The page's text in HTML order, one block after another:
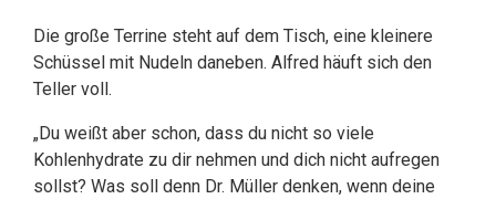
Die große Terrine steht auf dem Tisch, eine kleinere
Schüssel mit Nudeln daneben. Alfred häuft sich den
Teller voll.
„Du weißt aber schon, dass du nicht so viele
Kohlenhydrate zu dir nehmen und dich nicht aufregen
sollst? Was soll denn Dr. Müller denken, wenn deine